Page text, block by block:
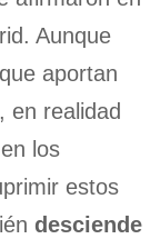
Aunque
aportan
en realidad
los
estos
desciende